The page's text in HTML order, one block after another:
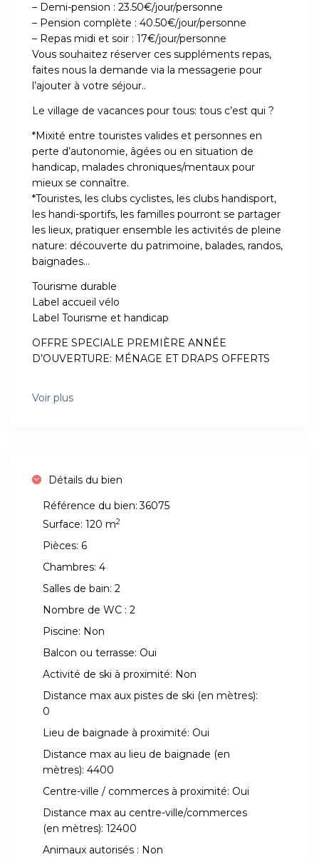
– Demi-pension : 23.50€/jour/personne
– Pension complète : 40.50€/jour/personne
– Repas midi et soir : 17€/jour/personne
Vous souhaitez réserver ces suppléments repas,
faites nous la demande via la messagerie pour
l’ajouter à votre séjour..
Le village de vacances pour tous: tous c’est qui ?
*Mixité entre touristes valides et personnes en
perte d’autonomie, âgées ou en situation de
handicap, malades chroniques/mentaux pour
mieux se connaître.
*Touristes, les clubs cyclistes, les clubs handisport,
les handi-sportifs, les familles pourront se partager
les lieux, pratiquer ensemble les activités de pleine
nature: découverte du patrimoine, balades, randos,
baignades…
Tourisme durable
Label accueil vélo
Label Tourisme et handicap
OFFRE SPECIALE PREMIÈRE ANNÉE
D’OUVERTURE: MÉNAGE ET DRAPS OFFERTS
Voir plus
Détails du bien
Référence du bien: 36075
Surface: 120 m2
Pièces: 6
Chambres: 4
Salles de bain: 2
Nombre de WC : 2
Piscine: Non
Balcon ou terrasse: Oui
Activité de ski à proximité: Non
Distance max aux pistes de ski (en mètres):
0
Lieu de baignade à proximité: Oui
Distance max au lieu de baignade (en
mètres): 4400
Centre-ville / commerces à proximité: Oui
Distance max au centre-ville/commerces
(en mètres): 12400
Animaux autorisés : Non